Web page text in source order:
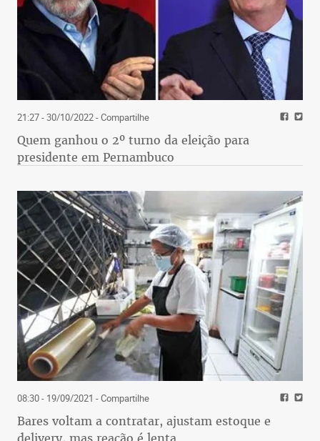
21:27 - 30/10/2022- Compartilhe
Quem ganhou o 2º turno da eleição para
presidente em Pernambuco
08:30 - 19/09/2021 - Compartilhe
Bares voltam a contratar, ajustam estoque e